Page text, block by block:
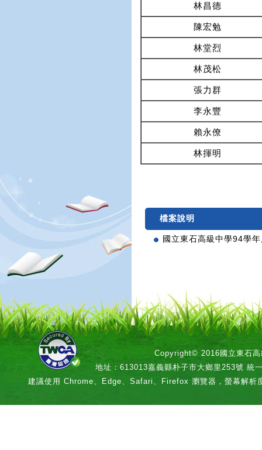
林昌德
陳宏勉
林堂烈
林茂松
張力群
李永豐
賴永僚
林揮明
檔案說明
國立東石高級中學94學
Copyright© 2016國立東石高
地址：613013嘉義縣朴子市大鄉里253號 統
建議使用 Chrome、Edge、Safari、Firefox 瀏覽器，螢幕解